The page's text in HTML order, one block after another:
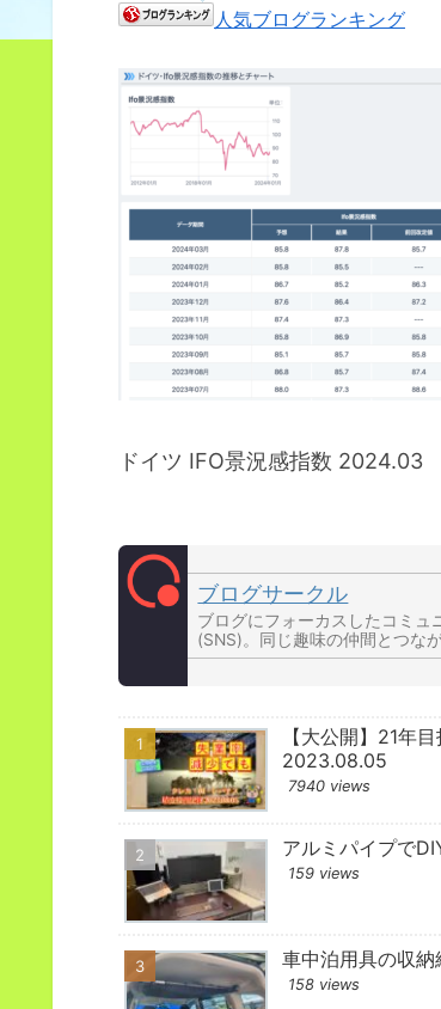
人気ブログランキング
ドイツ IFO景況感指数 2024.03
ブログサークル
ブログにフォーカスしたコミュ
(SNS)。同じ趣味の仲間とつな
【大公開】21年
2023.08.05
7940 views
アルミパイプで
159 views
車中泊用具の収
158 views